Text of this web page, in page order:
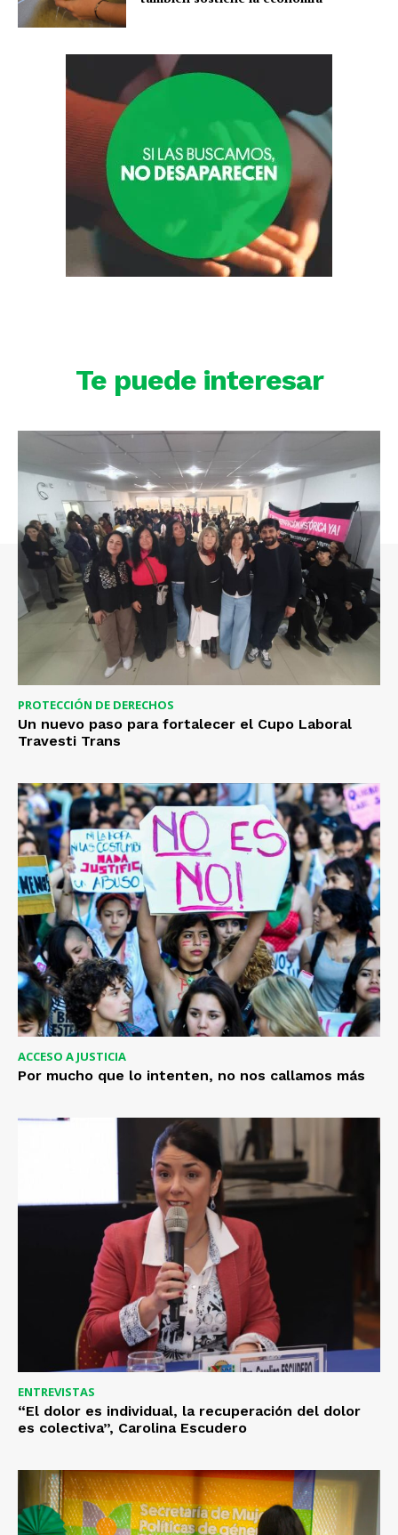
Te puede interesar
PROTECCIÓN DE DERECHOS
Un nuevo paso para fortalecer el Cupo Laboral
Travesti Trans
ACCESO A JUSTICIA
Por mucho que lo intenten, no nos callamos más
ENTREVISTAS
“El dolor es individual, la recuperación del dolor
es colectiva”, Carolina Escudero